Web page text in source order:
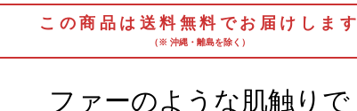
この商品は送料無料でお届けします
（※ 沖縄・離島を除く）
ファーのような肌触りで